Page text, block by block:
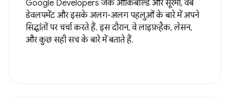
Google Developers जेक आर्किबाल्ड और सूरमा, वेब
डेवलपमेंट और इसके अलग-अलग पहलुओं के बारे में अपने
सिद्धांतों पर चर्चा करते हैं. इस दौरान, वे लाइफ़हैक, लेसन,
और कुछ सही सच के बारे में बताते हैं.